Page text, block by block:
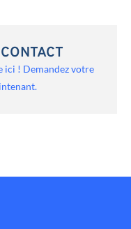
ici ! Demandez votre